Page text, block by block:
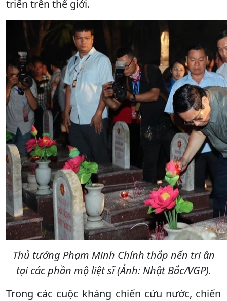
triển trên thế giới.
Thủ tướng Phạm Minh Chính thắp nến tri ân
tại các phần mộ liệt sĩ (Ảnh: Nhật Bắc/VGP).
Trong các cuộc kháng chiến cứu nước, chiến